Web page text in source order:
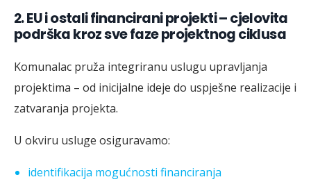
2.EU i ostali financirani projekti – cjelovita
podrška kroz sve faze projektnog ciklusa
Komunalac pruža integriranu uslugu upravljanja
projektima – od inicijalne ideje do uspješne realizacije i
zatvaranja projekta.
U okviru usluge osiguravamo:
identifikacija mogućnosti financiranja